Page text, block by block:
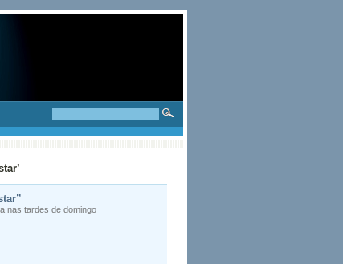
nas tardes de domingo